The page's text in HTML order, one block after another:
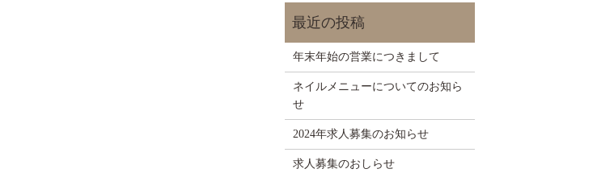
年末年始の営業につきまして
ネイルメニューについてのお知ら
せ
2024年求人募集のお知らせ
求人募集のおしらせ